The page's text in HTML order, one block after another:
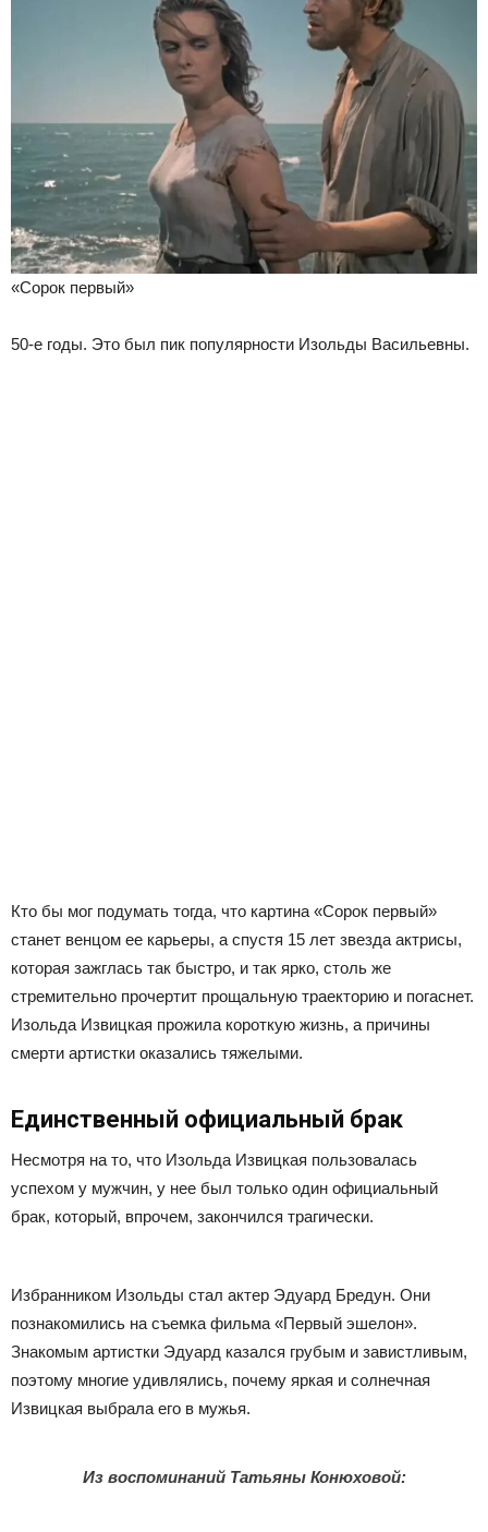
«Сорок первый»
50-е годы. Это был пик популярности Изольды Васильевны.
Кто бы мог подумать тогда, что картина «Сорок первый»
станет венцом ее карьеры, а спустя 15 лет звезда актрисы,
которая зажглась так быстро, и так ярко, столь же
стремительно прочертит прощальную траекторию и погаснет.
Изольда Извицкая прожила короткую жизнь, а причины
смерти артистки оказались тяжелыми.
Единственный официальный брак
Несмотря на то, что Изольда Извицкая пользовалась
успехом у мужчин, у нее был только один официальный
брак, который, впрочем, закончился трагически.
Избранником Изольды стал актер Эдуард Бредун. Они
познакомились на съемка фильма «Первый эшелон».
Знакомым артистки Эдуард казался грубым и завистливым,
поэтому многие удивлялись, почему яркая и солнечная
Извицкая выбрала его в мужья.
Из воспоминаний Татьяны Конюховой: